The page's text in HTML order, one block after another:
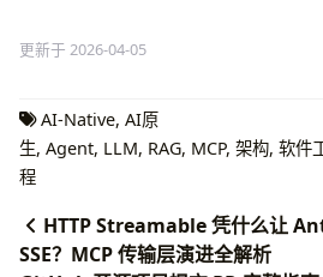
更新于 2026-04-05
AI-Native, AI原
生, Agent, LLM, RAG, MCP, 架构, 软件
程
HTTP Streamable 凭什么让
SSE？MCP 传输层演进全解析